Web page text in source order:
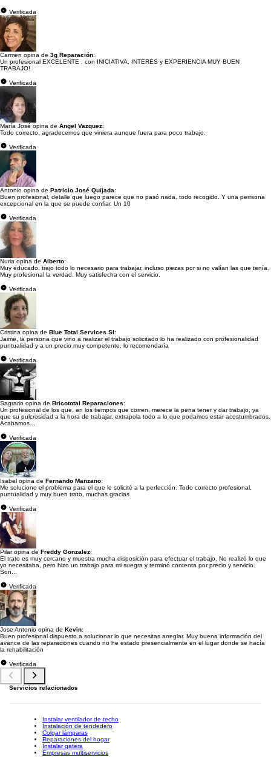
Verificada
Carmen opina de 3g Reparación:
Un profesional EXCELENTE , con INICIATIVA, INTERES y EXPERIENCIA MUY BUEN
TRABAJO!
Verificada
María José opina de Angel Vazquez:
Todo correcto, agradecemos que viniera aunque fuera para poco trabajo.
Verificada
Antonio opina de Patricio José Quijada:
Buen profesional, detalle que luego parece que no pasó nada, todo recogido. Y una perrsona
excepcional en la que se puede confiar. Un 10
Verificada
Nuria opina de Alberto:
Muy educado, trajo todo lo necesario para trabajar, incluso piezas por si no valían las que tenía.
Muy profesional la verdad. Muy satisfecha con el servicio.
Verificada
Cristina opina de Blue Total Services Sl:
Jaime, la persona que vino a realizar el trabajo solicitado lo ha realizado con profesionalidad
puntualidad y a un precio muy competente. lo recomendaría
Verificada
Sagrario opina de Bricototal Reparaciones:
Un profesional de los que, en los tiempos que corren, merece la pena tener y dar trabajo, ya
que su pulcrosidad a la hora de trabajar, extrapola todo a lo que podamos estar acostumbrados.
Acabamos...
Verificada
Isabel opina de Fernando Manzano:
Me soluciono el problema para el que le solicité a la perfección. Todo correcto profesional,
puntualidad y muy buen trato, muchas gracias
Verificada
Pilar opina de Freddy Gonzalez:
El trato es muy cercano y muestra mucha disposición para efectuar el trabajo. No realizó lo que
yo necesitaba, pero hizo un trabajo para mi suegra y terminó contenta por precio y servicio.
Son...
Verificada
Jose Antonio opina de Kevin:
Buen profesional dispuesto a solucionar lo que necesitas arreglar. Muy buena información del
avance de las reparaciones cuando no he estado presencialmente en el lugar donde se hacía
la rehabilitación
Verificada
Servicios relacionados
Instalar ventilador de techo
Instalación de tendedero
Colgar lámparas
Reparaciones del hogar
Instalar gatera
Empresas multiservicios